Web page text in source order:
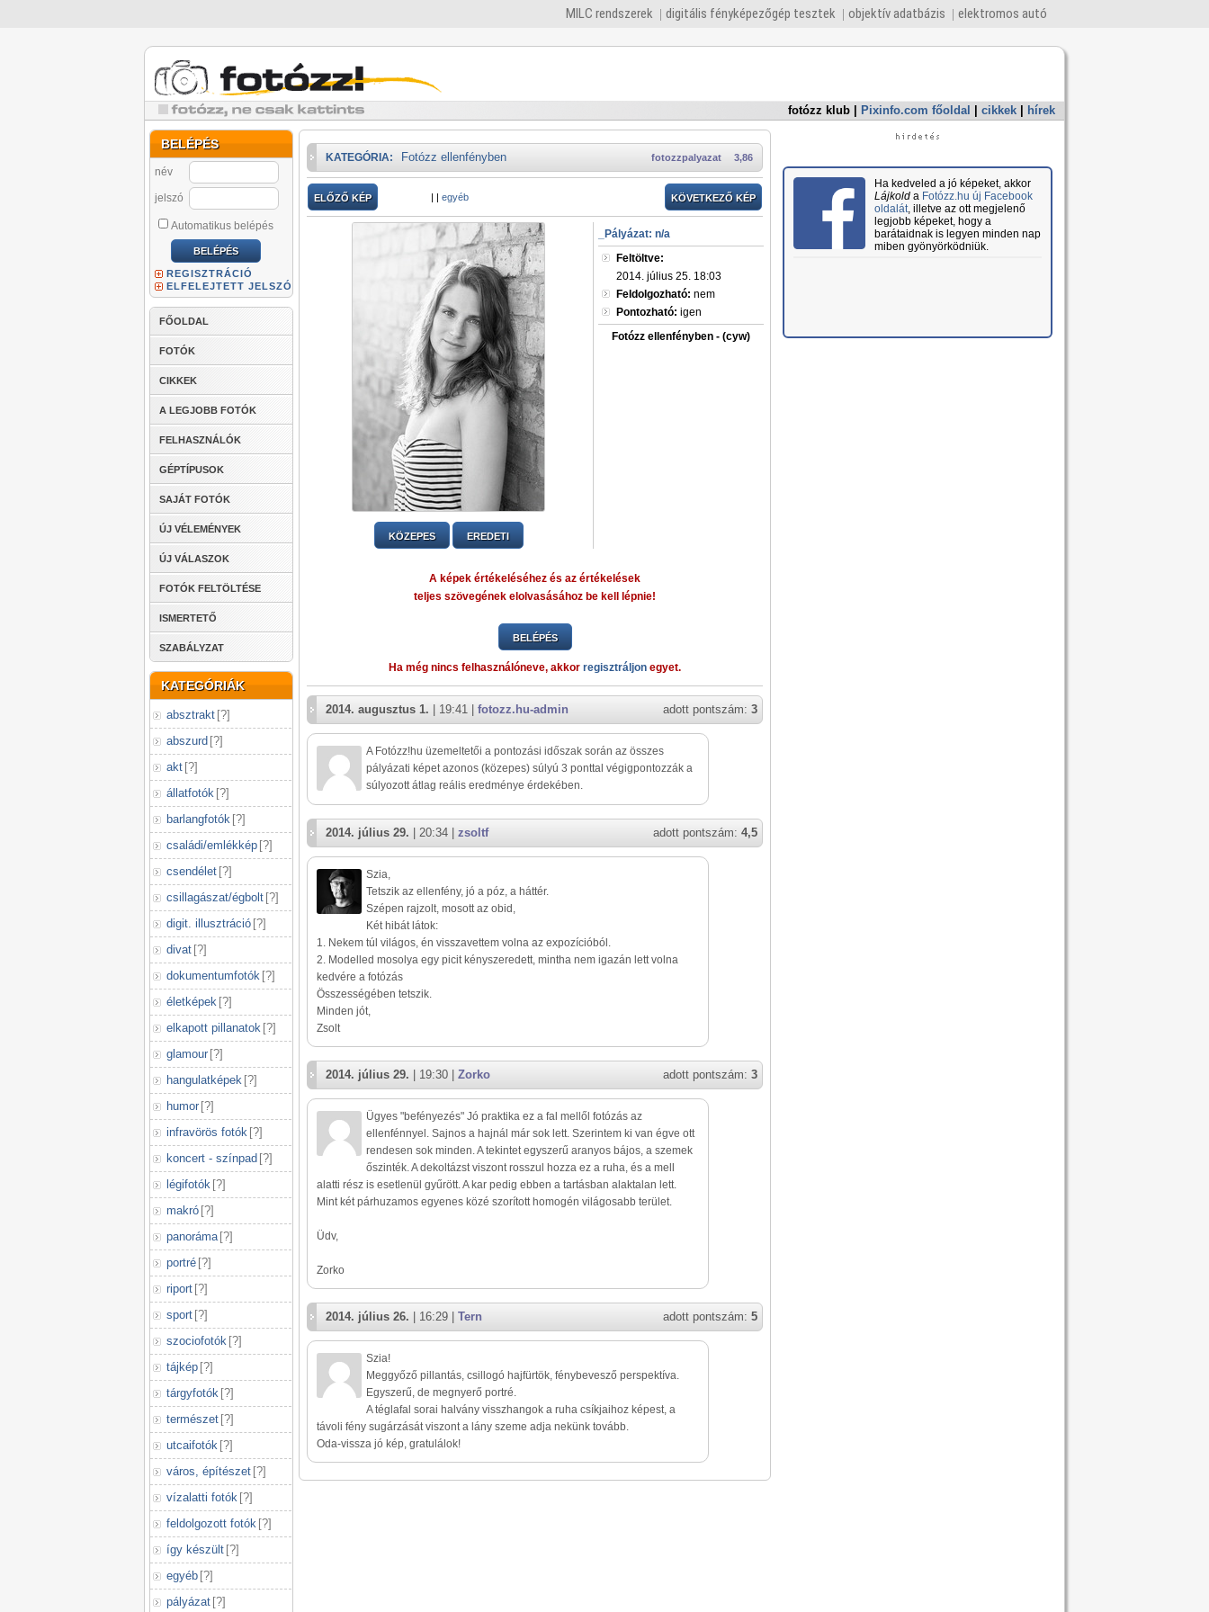
MILC rendszerek digitális fényképezőgép tesztek objektív adatbázis elektromos autó
fotózz klub Pixinfo.com főoldal cikkek hírek
BELÉPÉS
név
jelszó
Automatikus belépés
REGISZTRÁCIÓ
ELFELEJTETT JELSZÓ
FŐOLDAL
FOTÓK
CIKKEK
A LEGJOBB FOTÓK
FELHASZNÁLÓK
GÉPTÍPUSOK
SAJÁT FOTÓK
ÚJ VÉLEMÉNYEK
ÚJ VÁLASZOK
FOTÓK FELTÖLTÉSE
ISMERTETŐ
SZABÁLYZAT
KATEGÓRIÁK
absztrakt [?]
abszurd [?]
akt [?]
állatfotók [?]
barlangfotók [?]
családi/emlékkép [?]
csendélet [?]
csillagászat/égbolt [?]
digit. illusztráció [?]
divat [?]
dokumentumfotók [?]
életképek [?]
elkapott pillanatok [?]
glamour [?]
hangulatképek [?]
humor [?]
infravörös fotók [?]
koncert - színpad [?]
légifotók [?]
makró [?]
panoráma [?]
portré [?]
riport [?]
sport [?]
szociofotók [?]
tájkép [?]
tárgyfotók [?]
természet [?]
utcaifotók [?]
város, építészet [?]
vízalatti fotók [?]
feldolgozott fotók [?]
így készült [?]
egyéb [?]
pályázat [?]
3,86
fotozzpalyazat
KATEGÓRIA: Fotózz ellenfényben
ELŐZŐ KÉP | | egyéb KÖVETKEZŐ KÉP
KÖZEPES EREDETI
_Pályázat: n/a
Feltöltve:
2014. július 25. 18:03
Feldolgozható: nem
Pontozható: igen
Fotózz ellenfényben - (cyw)
A képek értékeléséhez és az értékelések
teljes szövegének elolvasásához be kell lépnie!
BELÉPÉS
Ha még nincs felhasználóneve, akkor regisztráljon egyet.
adott pontszám: 3
2014. augusztus 1. | 19:41 | fotozz.hu-admin
A Fotózz!hu üzemeltetői a pontozási időszak során az összes
pályázati képet azonos (közepes) súlyú 3 ponttal végigpontozzák a
súlyozott átlag reális eredménye érdekében.
adott pontszám: 4,5
2014. július 29. | 20:34 | zsoltf
Szia,
Tetszik az ellenfény, jó a póz, a háttér.
Szépen rajzolt, mosott az obid,
Két hibát látok:
1. Nekem túl világos, én visszavettem volna az expozícióból.
2. Modelled mosolya egy picit kényszeredett, mintha nem igazán lett volna
kedvére a fotózás
Összességében tetszik.
Minden jót,
Zsolt
adott pontszám: 3
2014. július 29. | 19:30 | Zorko
Ügyes "befényezés" Jó praktika ez a fal mellől fotózás az
ellenfénnyel. Sajnos a hajnál már sok lett. Szerintem ki van égve ott
rendesen sok minden. A tekintet egyszerű aranyos bájos, a szemek
őszinték. A dekoltázst viszont rosszul hozza ez a ruha, és a mell
alatti rész is esetlenül gyűrött. A kar pedig ebben a tartásban alaktalan lett.
Mint két párhuzamos egyenes közé szorított homogén világosabb terület.
Üdv,
Zorko
adott pontszám: 5
2014. július 26. | 16:29 | Tern
Szia!
Meggyőző pillantás, csillogó hajfürtök, fénybevesző perspektíva.
Egyszerű, de megnyerő portré.
A téglafal sorai halvány visszhangok a ruha csíkjaihoz képest, a
távoli fény sugárzását viszont a lány szeme adja nekünk tovább.
Oda-vissza jó kép, gratulálok!
Ha kedveled a jó képeket, akkor
Lájkolda Fotózz.hu új Facebook
oldalát, illetve az ott megjelenő
legjobb képeket, hogy a
barátaidnak is legyen minden nap
miben gyönyörködniük.